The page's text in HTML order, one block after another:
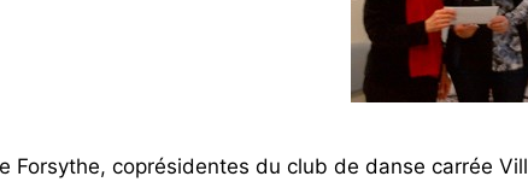
Forsythe, coprésidentes du club de danse carrée